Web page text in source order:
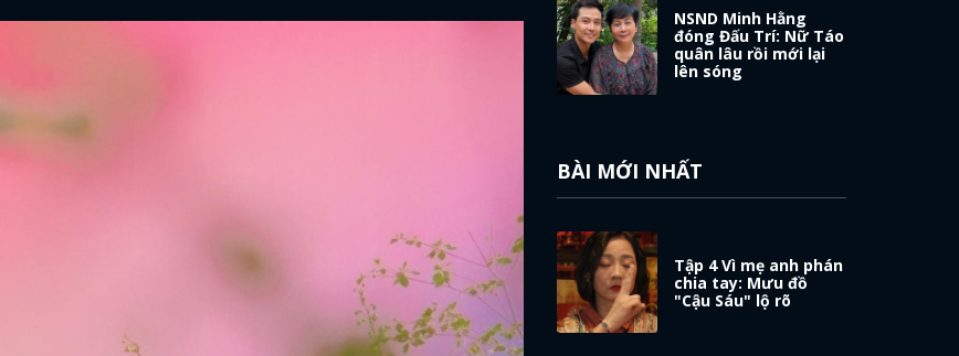
NSND Minh Hằng
đóng Đấu Trí: Nữ Táo
quân lâu rồi mới lại
lên sóng
BÀI MỚI NHẤT
Tập 4 Vì mẹ anh phán
chia tay: Mưu đồ
"Cậu Sáu" lộ rõ